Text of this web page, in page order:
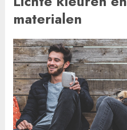
materialen